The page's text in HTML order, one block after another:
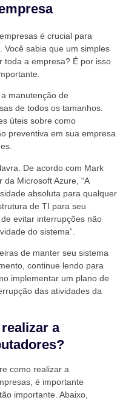
é crucial para
Você sabia que um simples
toda a empresa? É por isso
manutenção de
de todos os tamanhos.
úteis sobre como
preventiva em sua empresa
De acordo com Mark
da Microsoft Azure, “A
absoluta para qualquer
de TI para seu
evitar interrupções não
do sistema”.
de manter seu sistema
continue lendo para
implementar um plano de
das atividades da
a
como realizar a
é importante
importante. Abaixo,